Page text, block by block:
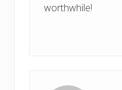
worthwhile!